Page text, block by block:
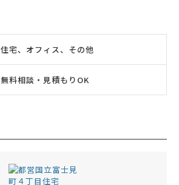
住宅、オフィス、その他
無料相談・見積もりOK